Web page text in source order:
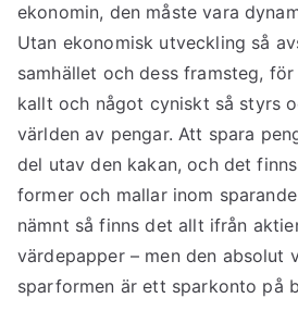
ekonomin, den måste vara
Utan ekonomisk utveckling så
samhället och dess framsteg,
kallt och något cyniskt så styrs
världen av pengar. Att spara
del utav den kakan, och det
former och mallar inom
nämnt så finns det allt ifrån
värdepapper – men den absolut
sparformen är ett sparkonto på